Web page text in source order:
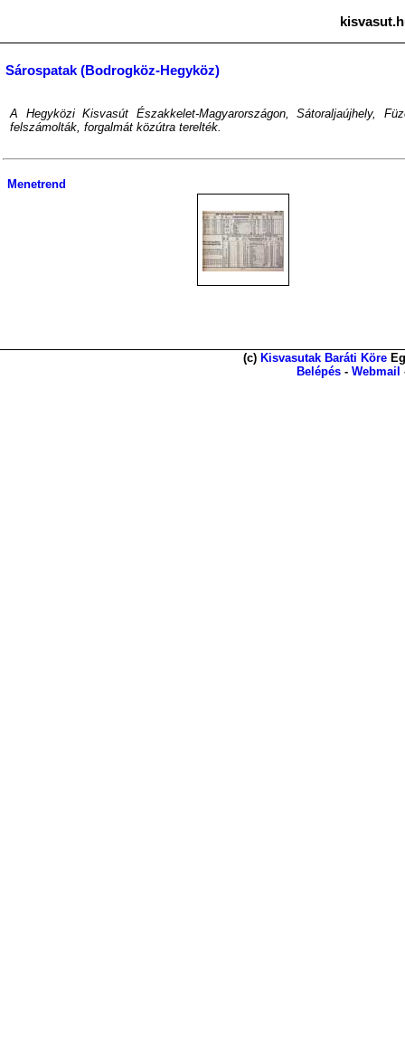
Sárospatak (Bodrogköz-Hegyköz)
A Hegyközi Kisvasút Északkelet-Magyarországon, Sátoraljaújhely,
felszámolták, forgalmát közútra terelték.
Menetrend
(c) Kisvasutak Baráti Köre
Belépés - Webmail